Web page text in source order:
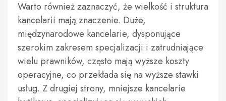
Warto również zaznaczyć, że wielkość i struktura
kancelarii mają znaczenie. Duże,
międzynarodowe kancelarie, dysponujące
szerokim zakresem specjalizacji i zatrudniające
wielu prawników, często mają wyższe koszty
operacyjne, co przekłada się na wyższe stawki
usług. Z drugiej strony, mniejsze kancelarie